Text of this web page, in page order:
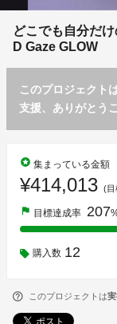
どこでも自分だ
D Gaze GLOW
このプロジェクト
支援、ありがとう
stars 集まっている金額
¥414,013 (目
flag 目標達成率 207
購入数 12
このプロジェクトは